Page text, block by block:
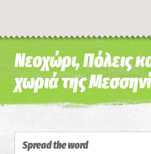
Η εικόνα ενδέχεται να υπόκειται σε
Νεοχώρι, Πόλεις
χωριά της
Spread the word